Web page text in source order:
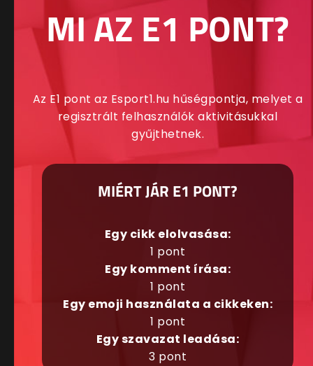
MI AZ E1 PONT?
Az E1 pont az Esport1.hu hűségpontja, melyet a
regisztrált felhasználók aktivitásukkal
gyűjthetnek.
MIÉRT JÁR E1 PONT?
Egy cikk elolvasása:
1 pont
Egy komment írása:
1 pont
Egy emoji használata a cikkeken:
1 pont
Egy szavazat leadása:
3 pont